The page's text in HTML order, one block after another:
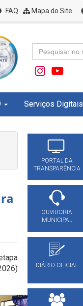
FAQ Mapa do Site
Serviços Digitais
PORTAL DA
TRANSPARÊNCIA
OUVIDORIA
MUNICIPAL
DIÁRIO OFICIAL